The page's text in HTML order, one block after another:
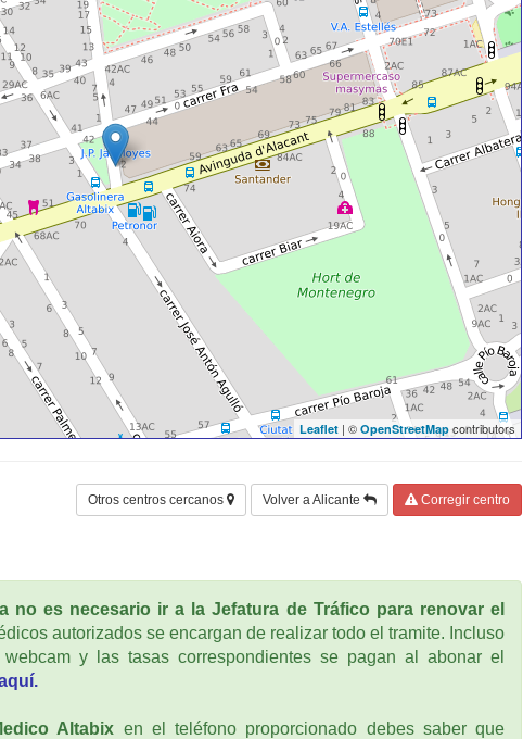
Leaflet | © OpenStreetMap contributors
Otros centros cercanos Volver a Alicante Corregir centro
no es necesario ir a la Jefatura de Tráfico para renovar el
autorizados se encargan de realizar todo el tramite. Incluso
y las tasas correspondientes se pagan al abonar el
Altabix en el teléfono proporcionado debes saber que